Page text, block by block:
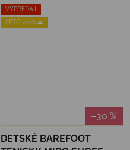
VÝPREDAJ
LETO 2026 🌊
–30 %
DETSKÉ BAREFOOT